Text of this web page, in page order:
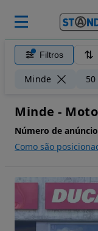
Filtros
Minde
Minde -
Número de
Como são